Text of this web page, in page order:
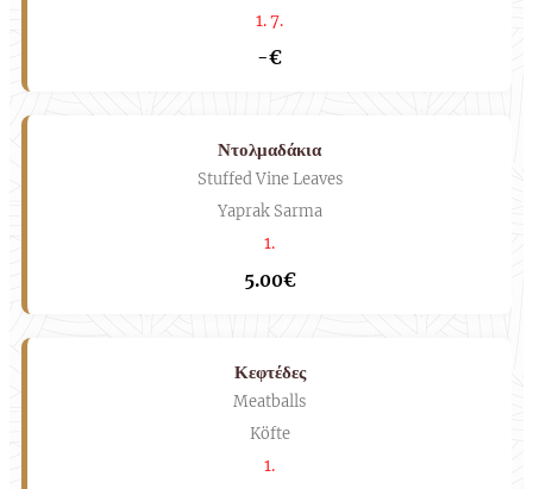
1. 7.
-€
Ντολμαδάκια
Stuffed Vine Leaves
Yaprak Sarma
1.
5.00€
Κεφτέδες
Meatballs
Köfte
1.